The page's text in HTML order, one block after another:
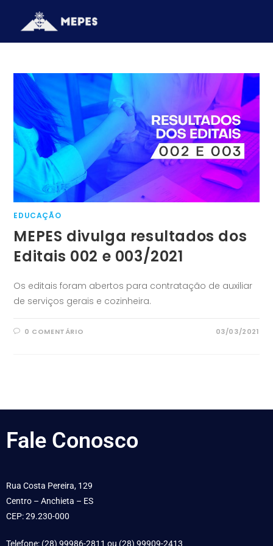
EDUCAÇÃO
MEPES divulga resultados dos
Editais 002 e 003/2021
Os editais foram abertos para contratação de auxiliar
de serviços gerais e cozinheira.
0 COMENTÁRIO 03/03/2021
Fale Conosco
Rua Costa Pereira, 129
Centro – Anchieta – ES
CEP: 29.230-000
Telefone: (28) 99986-2811 ou (28) 99909-2413